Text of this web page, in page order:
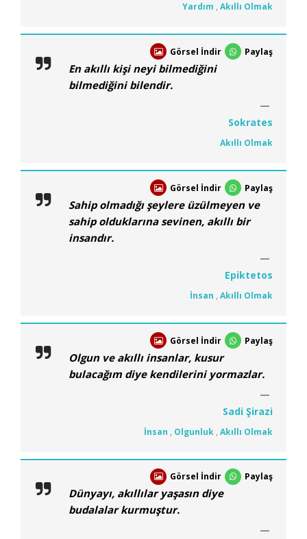
Yardım , Akıllı Olmak
Görsel İndir Paylaş
En akıllı kişi neyi bilmediğini
bilmediğini bilendir.
Sokrates
Akıllı Olmak
Görsel İndir Paylaş
Sahip olmadığı şeylere üzülmeyen ve
sahip olduklarına sevinen, akıllı bir
insandır.
Epiktetos
İnsan , Akıllı Olmak
Görsel İndir Paylaş
Olgun ve akıllı insanlar, kusur
bulacağım diye kendilerini yormazlar.
Sadi Şirazi
İnsan , Olgunluk , Akıllı Olmak
Görsel İndir Paylaş
Dünyayı, akıllılar yaşasın diye
budalalar kurmuştur.